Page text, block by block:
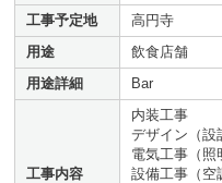
工事予定地
高円寺
用途
飲食店舗
用途詳細
Bar
工事内容
内装工事
デザイン（設
電気工事（照
設備工事（空